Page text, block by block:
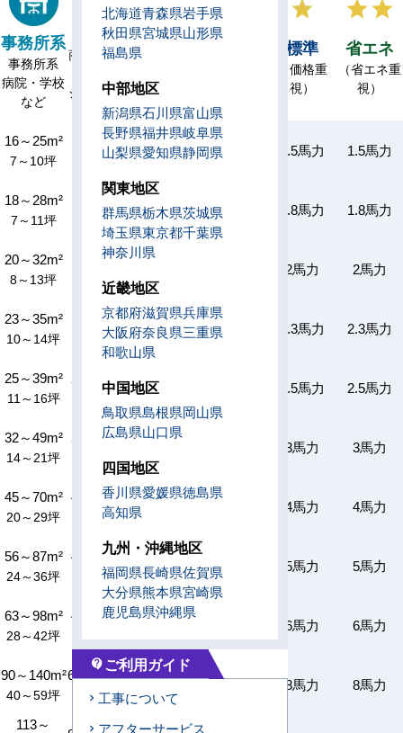
事務所系
事務所系
病院・学校
など
商店
商店・スー
ジム・作業
場など
理美容室
ヘアサロン
飲食店 標準
（価格重
視）
省エネ
（省エネ重
視）
16～25m²
7～10坪
13～21m²
5～7坪
12～16m²
4～5坪
10～16m²
3～5坪
1.5馬力 1.5馬力
18～28m²
7～11坪
14～23m²
6～8坪
13～17m²
4～6坪 3～6坪
1.8馬力 1.8馬力
20～32m²
8～13坪
16～25m²
6～9坪
14～19m²
5～6坪
2馬力 2馬力
23～35m²
10～14坪
18～27m²
7～10坪
16～21m²
5～7坪
15～21m²
4～7坪
2.3馬力 2.3馬力
25～39m²
11～16坪
20～30m²
8～12坪
18～23m²
6～8坪
2.5馬力 2.5馬力
32～49m²
14～21坪
25～38m²
10～15坪
23～29m²
8～10坪
3馬力 3馬力
45～70m²
20～29坪
41～59m²
14～21坪
32～42m²
11～14坪
30～42m²
4馬力 4馬力
56～87m²
24～36坪
42～66m²
18～27坪
41～53m²
14～18坪 11～18坪
5馬力 5馬力
63～98m²
28～42坪
47～74m²
21～31坪
45～59m²
16～21坪 13～21坪
6馬力 6馬力
90～140m²
40～59坪
67～106m²
29～43坪
64～84m²
23～29坪
60～84m²
8馬力 8馬力
113～
北海道青森県岩手県
秋田県宮城県山形県
福島県
中部地区
新潟県石川県富山県
長野県福井県岐阜県
山梨県愛知県静岡県
関東地区
群馬県栃木県茨城県
埼玉県東京都千葉県
神奈川県
近畿地区
京都府滋賀県兵庫県
大阪府奈良県三重県
和歌山県
中国地区
鳥取県島根県岡山県
広島県山口県
四国地区
香川県愛媛県徳島県
高知県
九州・沖縄地区
福岡県長崎県佐賀県
大分県熊本県宮崎県
鹿児島県沖縄県
contact_support ご利用ガイド
工事について
アフターサービス